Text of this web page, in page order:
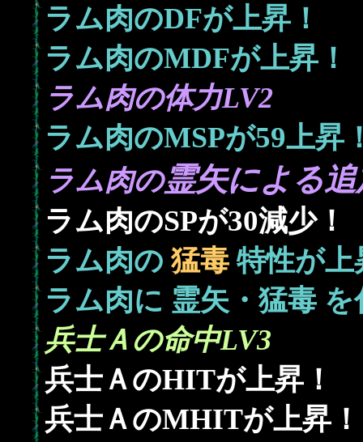
ラム肉のDFが上昇！
ラム肉のMDFが上昇！
ラム肉の体力LV2
ラム肉のMSPが59上昇
ラム肉の霊矢による
ラム肉のSPが30減少！
ラム肉の 猛毒 特性が上
ラム肉に 霊矢・猛毒 を
兵士Ａの命中LV3
兵士ＡのHITが上昇！
兵士ＡのMHITが上昇！